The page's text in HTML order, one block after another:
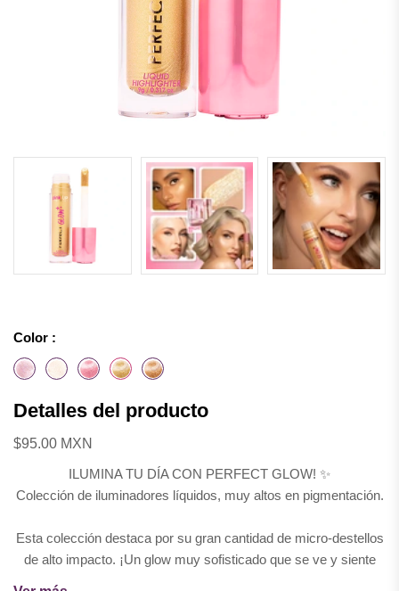
Color :
Detalles del producto
$95.00 MXN
ILUMINA TU DÍA CON PERFECT GLOW! ✨
Colección de iluminadores líquidos, muy altos en pigmentación.
Esta colección destaca por su gran cantidad de micro-destellos
de alto impacto. ¡Un glow muy sofisticado que se ve y siente